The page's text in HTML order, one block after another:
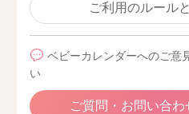
ご利用のルール
ベビーカレンダーへのご意
い
ご質問・お問い合わ